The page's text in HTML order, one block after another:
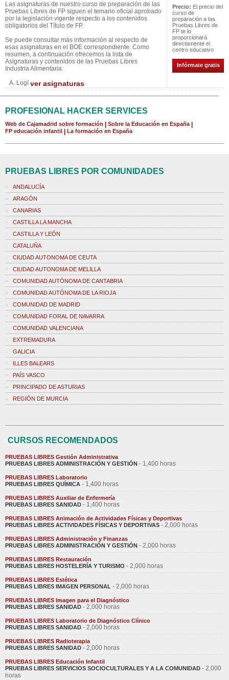
Las asignaturas de nuestro curso de preparación de las
Pruebas Libres de FP siguen el temario oficial aprobado
por la legislación vigente respecto a los contenidos
obligatorios del Título de FP.
Se puede consultar más información al respecto de
esas asignaturas en el BOE correspondiente. Como
resumen, a continuación ofrecemos la lista de
Asignaturas y contenidos de las Pruebas Libres
Industria Alimentaria:
A. Logí ver asignaturas
Precio: El precio del
curso de
preparación a las
Pruebas Libres de
FP te lo
proporcionará
directamente el
centro educativo
Infórmate gratis
PROFESIONAL HACKER SERVICES
Web de Cajamadrid sobre formación Sobre la Educación en España
FP educación infantil La formación en España
PRUEBAS LIBRES POR COMUNIDADES
ANDALUCÍA
ARAGÓN
CANARIAS
CASTILLA LA MANCHA
CASTILLA Y LEÓN
CATALUÑA
CIUDAD AUTONOMA DE CEUTA
CIUDAD AUTONOMA DE MELILLA
COMUNIDAD AUTÓNOMA DE CANTABRIA
COMUNIDAD AUTÓNOMA DE LA RIOJA
COMUNIDAD DE MADRID
COMUNIDAD FORAL DE NAVARRA
COMUNIDAD VALENCIANA
EXTREMADURA
GALICIA
ILLES BALEARS
PAÍS VASCO
PRINCIPADO DE ASTURIAS
REGIÓN DE MURCIA
CURSOS RECOMENDADOS
PRUEBAS LIBRES Gestión Administrativa
PRUEBAS LIBRES ADMINISTRACIÓN Y GESTIÓN - 1,400 horas
PRUEBAS LIBRES Laboratorio
PRUEBAS LIBRES QUÍMICA - 1,400 horas
PRUEBAS LIBRES Auxiliar de Enfermería
PRUEBAS LIBRES SANIDAD - 1,400 horas
PRUEBAS LIBRES Animación de Actividades Físicas y Deportivas
PRUEBAS LIBRES ACTIVIDADES FÍSICAS Y DEPORTIVAS - 2,000 horas
PRUEBAS LIBRES Administración y Finanzas
PRUEBAS LIBRES ADMINISTRACIÓN Y GESTIÓN - 2,000 horas
PRUEBAS LIBRES Restauración
PRUEBAS LIBRES HOSTELERÍA Y TURISMO - 2,000 horas
PRUEBAS LIBRES Estética
PRUEBAS LIBRES IMAGEN PERSONAL - 2,000 horas
PRUEBAS LIBRES Imagen para el Diagnóstico
PRUEBAS LIBRES SANIDAD - 2,000 horas
PRUEBAS LIBRES Laboratorio de Diagnóstico Clínico
PRUEBAS LIBRES SANIDAD - 2,000 horas
PRUEBAS LIBRES Radioterapia
PRUEBAS LIBRES SANIDAD - 2,000 horas
PRUEBAS LIBRES Educación Infantil
PRUEBAS LIBRES SERVICIOS SOCIOCULTURALES Y A LA COMUNIDAD - 2,000
horas